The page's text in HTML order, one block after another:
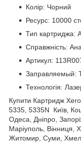
Колір: Чорний
Ресурс: 10000
Тип картриджа:
Справжність:
Артикул:
Заправляемый:
Технологія:
Купити Картридж
5335, 5335N Київ,
Одеса, Дніпро,
Маріуполь, Вінниця,
Житомир, Суми,